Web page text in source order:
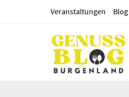
Veranstaltungen Blog